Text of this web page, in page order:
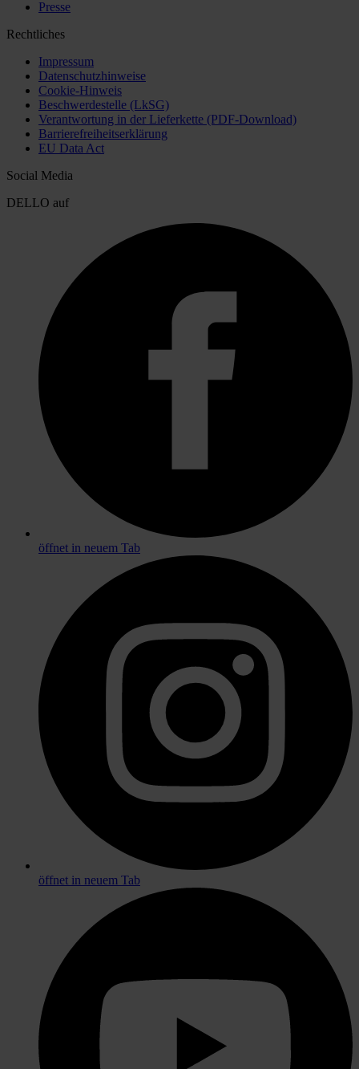
Presse
Rechtliches
Impressum
Datenschutzhinweise
Cookie-Hinweis
Beschwerdestelle (LkSG)
Verantwortung in der Lieferkette (PDF-Download)
Barrierefreiheitserklärung
EU Data Act
Social Media
DELLO auf
öffnet in neuem Tab
öffnet in neuem Tab